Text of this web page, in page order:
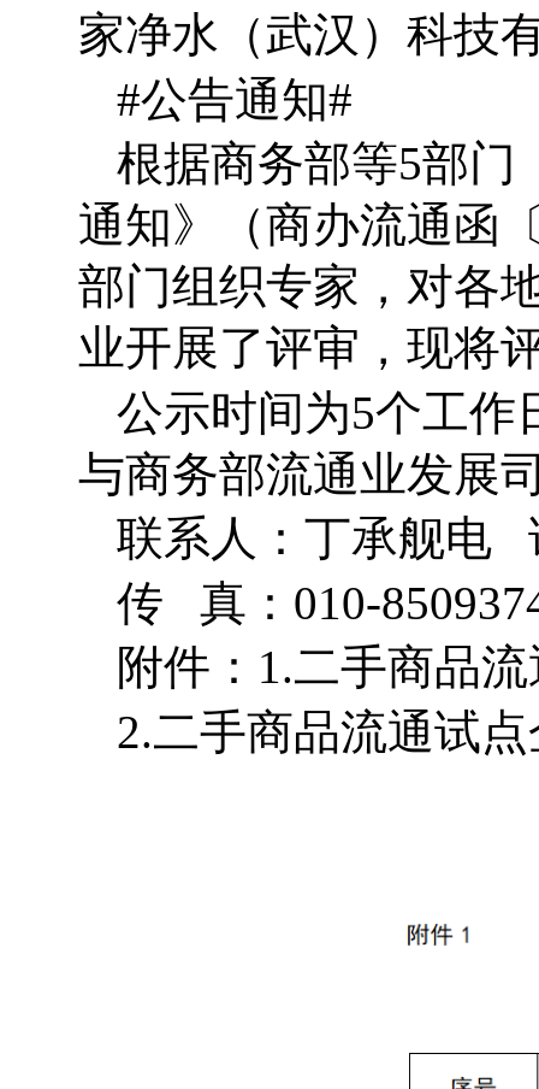
家净水（武汉）科技
#公告通知#
根据商务部等5部门
通知》（商办流通函
部门组织专家，对各
业开展了评审，现将
公示时间为5个工作
与商务部流通业发展
联系人：丁承舰电
传 真： 010-
附件： 1.二手商品
2.二手商品流通试